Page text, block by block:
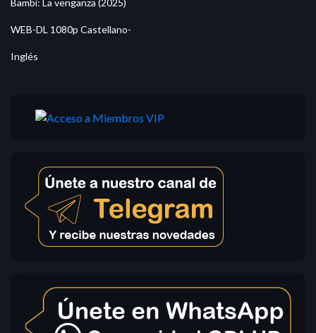
WEB-DL 1080p Castellano-
Inglés